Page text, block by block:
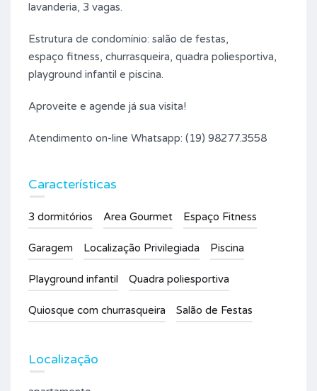
lavanderia, 3 vagas.
Estrutura de condomínio: salão de festas,
espaço fitness, churrasqueira, quadra poliesportiva,
playground infantil e piscina.
Aproveite e agende já sua visita!
Atendimento on-line Whatsapp: (19) 98277.3558
Características
3 dormitórios Area Gourmet Espaço Fitness
Garagem Localização Privilegiada Piscina
Playground infantil Quadra poliesportiva
Quiosque com churrasqueira Salão de Festas
Localização